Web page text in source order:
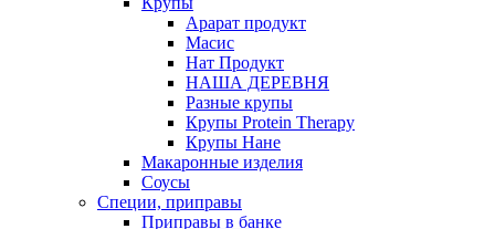
Арарат продукт
Масис
Нат Продукт
НАША ДЕРЕВНЯ
Разные крупы
Крупы Protein Therapy
Крупы Нане
Макаронные изделия
Соусы
Специи, приправы
Приправы в банке